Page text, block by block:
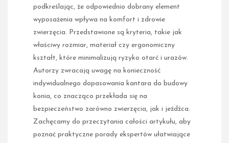
podkreślając, że odpowiednio dobrany element
wyposażenia wpływa na komfort i zdrowie
zwierzęcia. Przedstawione są kryteria, takie jak
właściwy rozmiar, materiał czy ergonomiczny
kształt, które minimalizują ryzyko otarć i urazów.
Autorzy zwracają uwagę na konieczność
indywidualnego dopasowania kantara do budowy
konia, co znacząco przekłada się na
bezpieczeństwo zarówno zwierzęcia, jak i jeźdźca.
Zachęcamy do przeczytania całości artykułu, aby
poznać praktyczne porady ekspertów ułatwiające